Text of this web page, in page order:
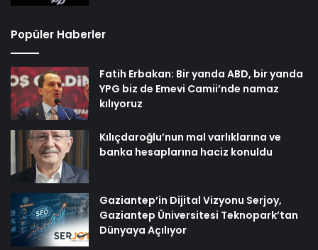
Popüler Haberler
Fatih Erbakan: Bir yanda ABD, bir yanda
YPG biz de Emevi Camii’nde namaz
kılıyoruz
Kılıçdaroğlu’nun mal varlıklarına ve
banka hesaplarına haciz konuldu
Gaziantep’in Dijital Vizyonu Serjoy,
Gaziantep Üniversitesi Teknopark’tan
Dünyaya Açılıyor